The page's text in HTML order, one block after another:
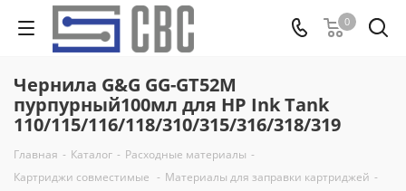
0
Чернила G&G GG-GT52M
пурпурный100мл для HP Ink Tank
110/115/116/118/310/315/316/318/319
Главная - Каталог - Расходные материалы -
Картриджи совместимые - Материалы для заправки картриджей -